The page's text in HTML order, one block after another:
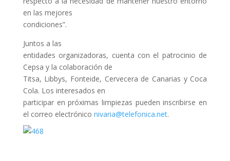
en las mejores
condiciones”.
Juntos a las
entidades organizadoras, cuenta con el patrocinio de
Cepsa y la colaboración de
Titsa, Libbys, Fonteide, Cervecera de Canarias y Coca
Cola. Los interesados en
participar en próximas limpiezas pueden inscribirse en
el correo electrónico nivaria@telefonica.net.